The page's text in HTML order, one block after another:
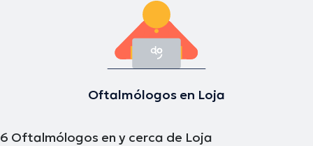
Oftalmólogos en Loja
6 Oftalmólogos en y cerca de Loja